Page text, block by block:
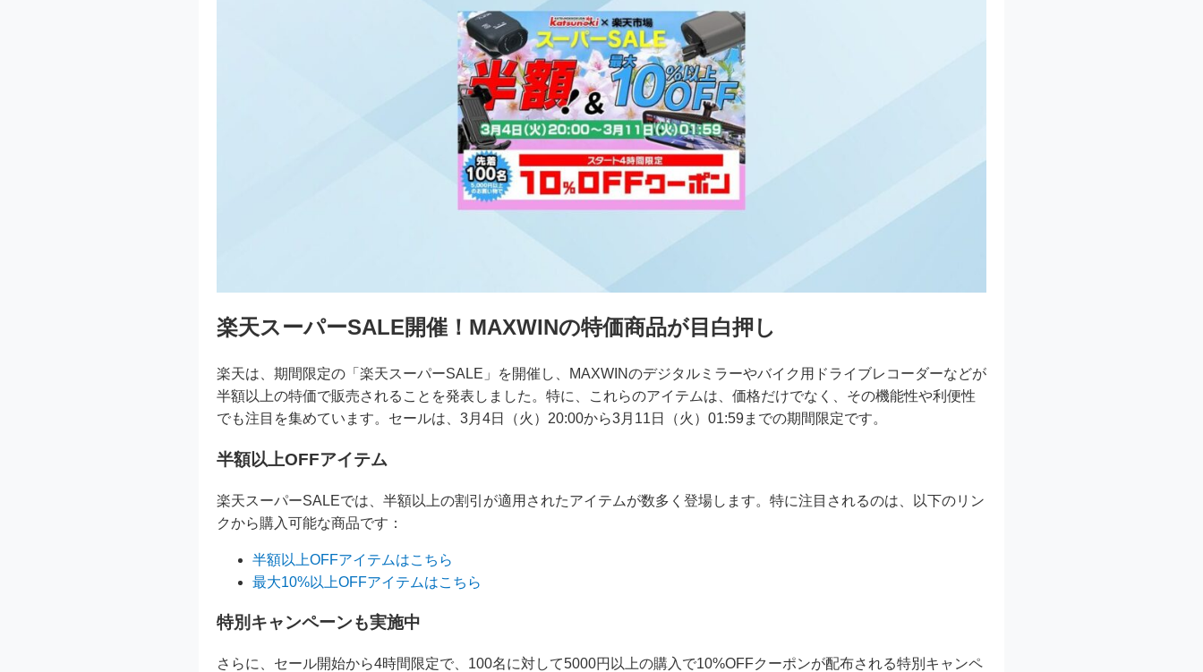
楽天スーパーSALE開催！MAXWINの特価商品が目白押し
楽天は、期間限定の「楽天スーパーSALE」を開催し、MAXWINのデジタルミラーやバイク用ドライブレコーダーなどが
半額以上の特価で販売されることを発表しました。特に、これらのアイテムは、価格だけでなく、その機能性や利便性
でも注目を集めています。セールは、3月4日（火）20:00から3月11日（火）01:59までの期間限定です。
半額以上OFFアイテム
楽天スーパーSALEでは、半額以上の割引が適用されたアイテムが数多く登場します。特に注目されるのは、以下のリン
クから購入可能な商品です：
半額以上OFFアイテムはこちら
最大10%以上OFFアイテムはこちら
特別キャンペーンも実施中
さらに、セール開始から4時間限定で、100名に対して5000円以上の購入で10%OFFクーポンが配布される特別キャンペ